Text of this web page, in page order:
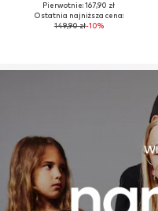
Pierwotnie: 167,90 zł
Ostatnia najniższa cena:
149,90 zł-10%